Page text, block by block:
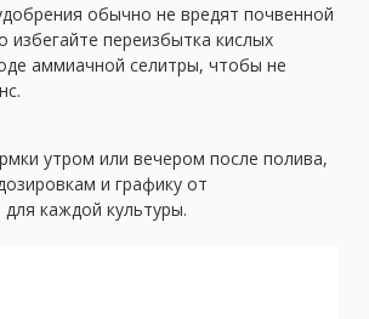
обычно не вредят почвенной
избегайте переизбытка кислых
аммиачной селитры, чтобы не
утром или вечером после полива,
и графику от
каждой культуры.